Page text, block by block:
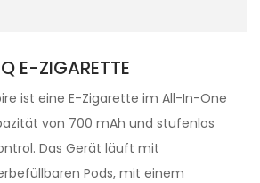
E-ZIGARETTE
ist eine E-Zigarette im All-In-One
von 700 mAh und stufenlos
Das Gerät läuft mit
Pods, mit einem